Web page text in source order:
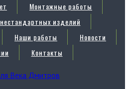
Монтажные работы
изделий
Наши работы
Новости
Контакты